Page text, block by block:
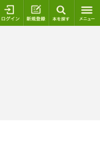
ログイン 新規登録